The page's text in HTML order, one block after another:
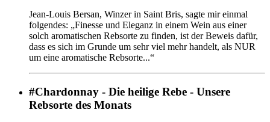
Jean-Louis Bersan, Winzer in Saint Bris, sagte mir einmal
folgendes: „Finesse und Eleganz in einem Wein aus einer
solch aromatischen Rebsorte zu finden, ist der Beweis dafür,
dass es sich im Grunde um sehr viel mehr handelt, als NUR
um eine aromatische Rebsorte...“
#Chardonnay - Die heilige Rebe - Unsere
Rebsorte des Monats